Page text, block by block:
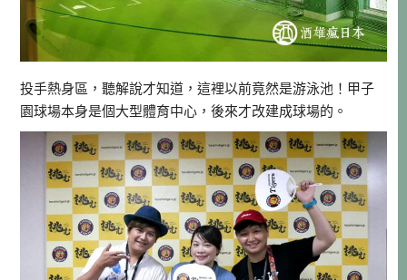
投手熱身區，聽解說才知道，這裡以前竟然是游泳池！甲子
園球場本身是個大型體育中心，後來才改建成球場的。